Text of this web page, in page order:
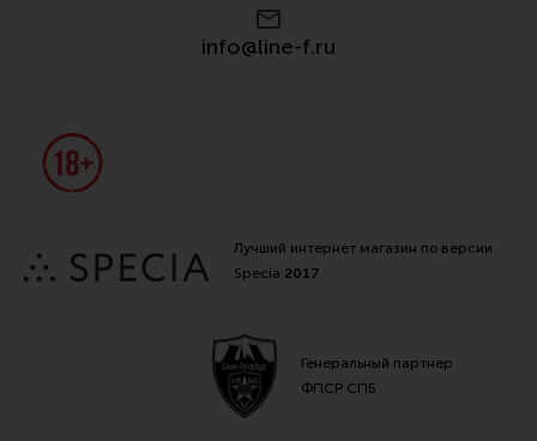
info@line-f.ru
Лучший интернет магазин по версии
Specia 2017
Генеральный партнер
ФПСР СПБ